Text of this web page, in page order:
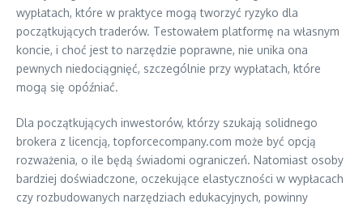
wypłatach, które w praktyce mogą tworzyć ryzyko dla
początkujących traderów. Testowałem platformę na własnym
koncie, i choć jest to narzędzie poprawne, nie unika ona
pewnych niedociągnięć, szczególnie przy wypłatach, które
mogą się opóźniać.
Dla początkujących inwestorów, którzy szukają solidnego
brokera z licencją, topforcecompany.com może być opcją
rozważenia, o ile będą świadomi ograniczeń. Natomiast osoby
bardziej doświadczone, oczekujące elastyczności w wypłacach
czy rozbudowanych narzędziach edukacyjnych, powinny